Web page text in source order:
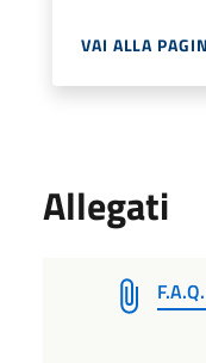
VAI ALLA
Allegati